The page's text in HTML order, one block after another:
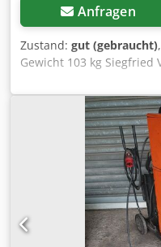
Anfragen
Zustand: gut (gebraucht)
Gewicht 103 kg Siegfried
Dsdpoyrglcefx Anzskr
Dortmund - Wambel /